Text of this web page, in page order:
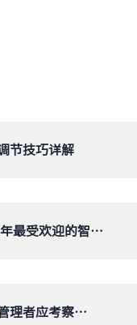
节技巧详解
酒店智能前台系统有哪些？盘点2024年最受欢迎的智能前台解决方案
如何评价一套酒店前台系统的好坏？管理者应考察的六个维度